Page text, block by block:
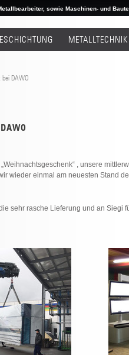
sowie Maschinen- und
METALLTECHNIK
bei DAWO
, unsere
wieder einmal am neuesten Stand
sehr rasche Lieferung und an Siegi